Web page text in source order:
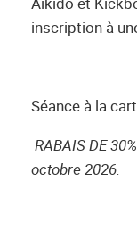
inscription à
Séance à la
RABAIS DE
octobre 2026.